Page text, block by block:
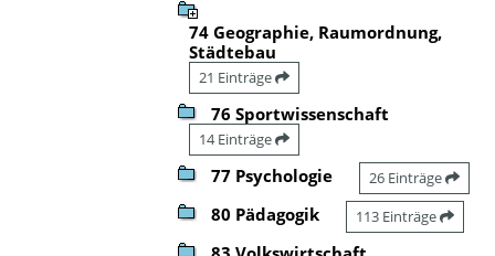
74 Geographie, Raumordnung,
Städtebau
21 Einträge
76 Sportwissenschaft
14 Einträge
77 Psychologie 26 Einträge
80 Pädagogik 113 Einträge